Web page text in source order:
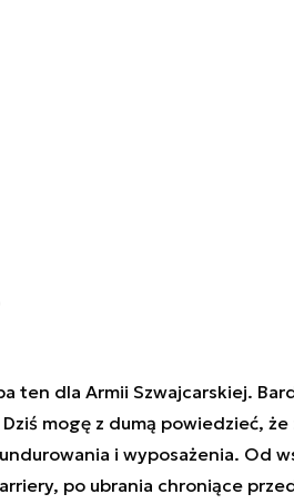
ten dla Armii Szwajcarskiej.
mogę z dumą powiedzieć,
i wyposażenia. Od
po ubrania chroniące